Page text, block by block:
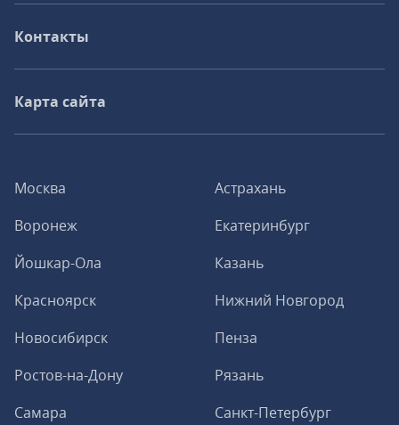
Москва
Астрахань
Воронеж
Екатеринбург
Йошкар-Ола
Казань
Красноярск
Нижний Новгород
Новосибирск
Пенза
Ростов-на-Дону
Рязань
Самара
Санкт-Петербург
Контакты
Карта сайта